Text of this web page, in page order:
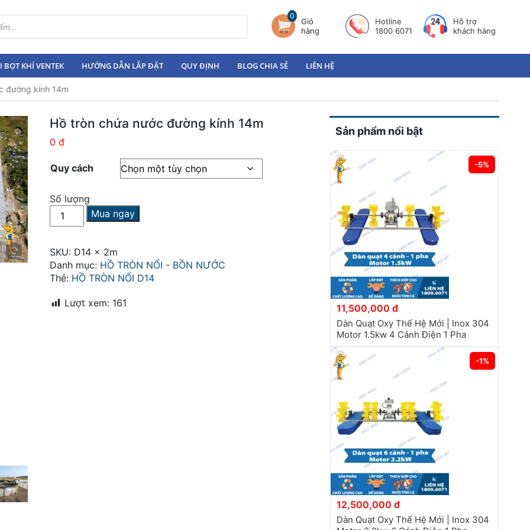
0
Giỏ
hàng
Hotline
1800 6071
Hỗ trợ
khách hàng
KHÍ VENTEK HƯỚNG DẪN LẮP ĐẶT QUY ĐỊNH BLOG CHIA SẺ LIÊN HỆ
đường kính 14m
Hồ tròn chứa nước đường kính 14m
0 đ
Quy cách
Số lượng
Hồ
tròn
nước
đường
kính
số
Mua ngay
SKU: D14 x 2m
Danh mục: HỒ TRÒN NỔI - BỒN NƯỚC
Thẻ: HỒ TRÒN NỔI D14
Lượt xem: 161
Sản phẩm nổi bật
-5%
11,500,000 đ
Dàn Quạt Oxy Thế Hệ Mới | Inox 304
Motor 1.5kw 4 Cánh Điện 1 Pha
-1%
12,500,000 đ
Dàn Quạt Oxy Thế Hệ Mới | Inox 304